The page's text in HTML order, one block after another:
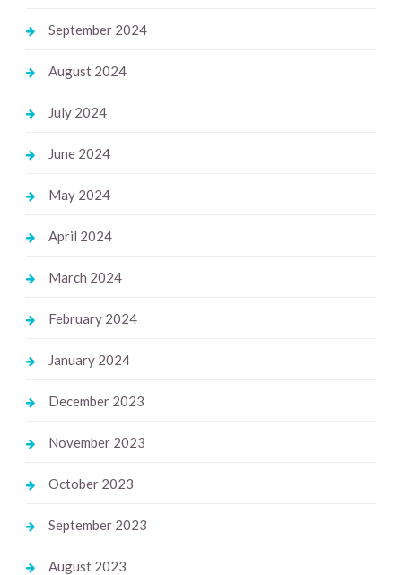
September 2024
August 2024
July 2024
June 2024
May 2024
April 2024
March 2024
February 2024
January 2024
December 2023
November 2023
October 2023
September 2023
August 2023